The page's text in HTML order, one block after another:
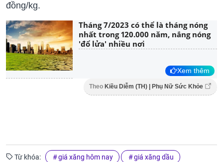
đồng/kg.
Tháng 7/2023 có thể là tháng nóng
nhất trong 120.000 năm, nắng nóng
'đổ lửa' nhiều nơi
Xem thêm
Theo Kiều Diễm (TH) | Phụ Nữ Sức Khỏe
Từ khóa: giá xăng hôm nay giá xăng dầu